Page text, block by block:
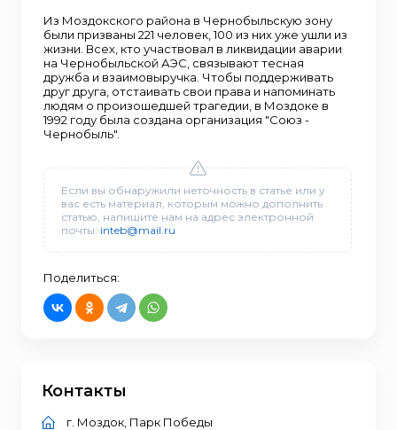
Из Моздокского района в Чернобыльскую зону
были призваны 221 человек, 100 из них уже ушли из
жизни. Всех, кто участвовал в ликвидации аварии
на Чернобыльской АЭС, связывают тесная
дружба и взаимовыручка. Чтобы поддерживать
друг друга, отстаивать свои права и напоминать
людям о произошедшей трагедии, в Моздоке в
1992 году была создана организация "Союз -
Чернобыль".
Если вы обнаружили неточность в статье или у
вас есть материал, которым можно дополнить
статью, напишите нам на адрес электронной
почты: inteb@mail.ru
Поделиться:
Контакты
г. Моздок, Парк Победы